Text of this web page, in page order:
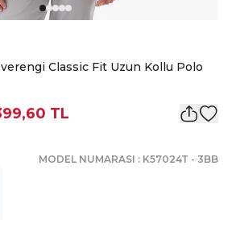
Classic Fit Uzun Kollu Polo
TL
MODEL NUMARASI : K57024T - 3BB